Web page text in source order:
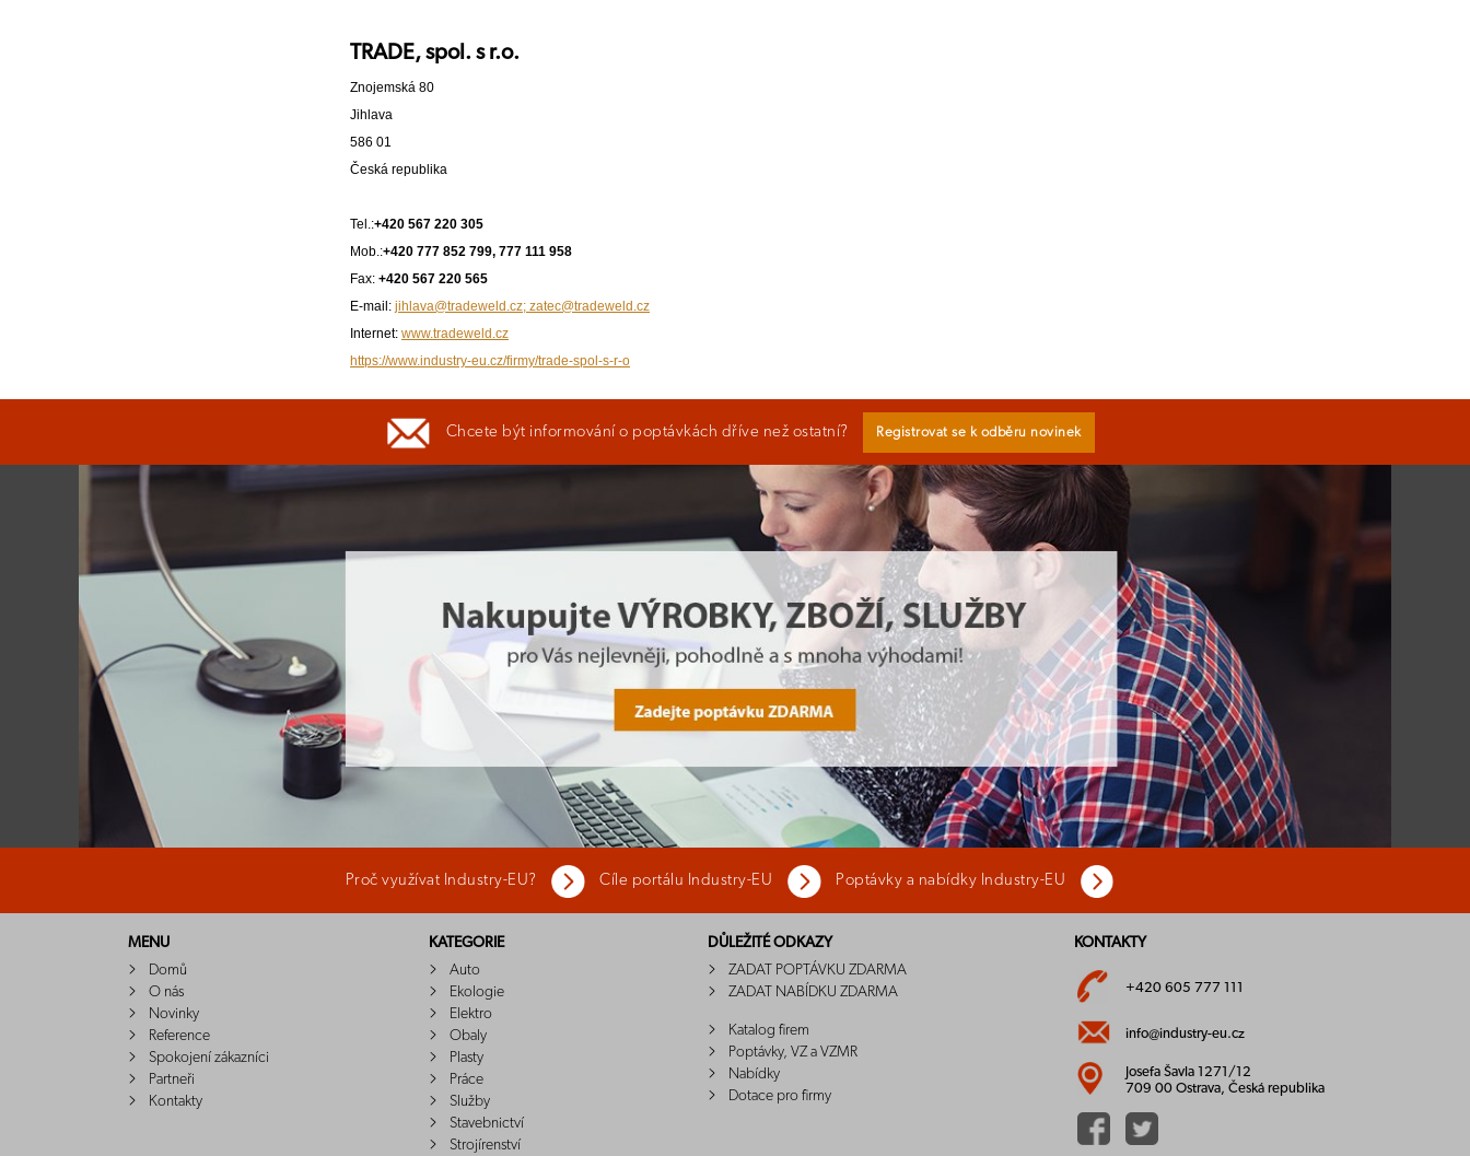
TRADE, spol. s r.o.
Znojemská 80
Jihlava
586 01
Česká republika
Tel.:+420 567 220 305
Mob.:+420 777 852 799, 777 111 958
Fax: +420 567 220 565
E-mail: jihlava@tradeweld.cz; zatec@tradeweld.cz
Internet: www.tradeweld.cz
https://www.industry-eu.cz/firmy/trade-spol-s-r-o
Chcete být informování o poptávkách dříve než ostatní? Registrovat se k odběru novinek
Proč využívat Industry-EU? Cíle portálu Industry-EU Poptávky a nabídky Industry-EU
MENU
Domů
O nás
Novinky
Reference
Spokojení zákazníci
Partneři
Kontakty
KATEGORIE
Auto
Ekologie
Elektro
Obaly
Plasty
Práce
Služby
Stavebnictví
Strojírenství
DŮLEŽITÉ ODKAZY
ZADAT POPTÁVKU ZDARMA
ZADAT NABÍDKU ZDARMA
Katalog firem
Poptávky, VZ a VZMR
Nabídky
Dotace pro firmy
KONTAKTY
+420 605 777 111
info@industry-eu.cz
Josefa Šavla 1271/12
709 00 Ostrava, Česká republika